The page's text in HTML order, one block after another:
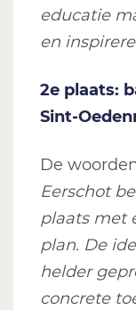
educatie
en
2e plaats:
Sint-
De
Eerschot
plaats met
plan. De
helder
concrete